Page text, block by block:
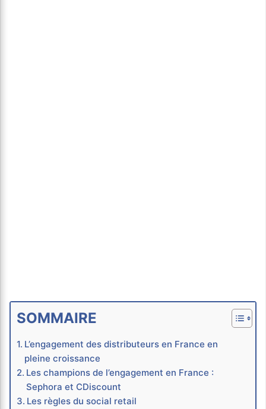
SOMMAIRE
L’engagement des distributeurs en France en
pleine croissance
Les champions de l’engagement en France :
Sephora et CDiscount
Les règles du social retail